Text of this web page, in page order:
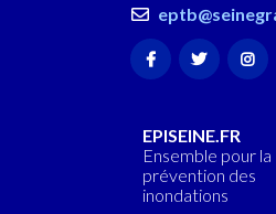
EPISEINE.FR
Ensemble pour la
prévention des
inondations